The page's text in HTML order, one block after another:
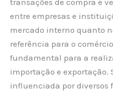
entre empresas e
mercado interno quanto
referência para o
fundamental para a
importação e exportação.
influenciada por diversos